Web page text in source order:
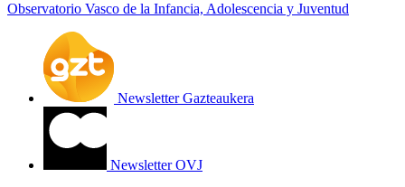
Observatorio Vasco de la Infancia, Adolescencia y Juventud
Newsletter Gazteaukera
Newsletter OVJ